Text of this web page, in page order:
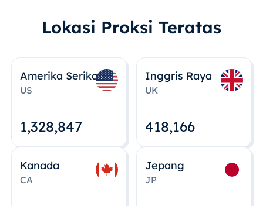
Lokasi Proksi Teratas
Amerika Serikat
US
1,328,848
Inggris Raya
UK
418,167
Kanada
CA
Jepang
JP